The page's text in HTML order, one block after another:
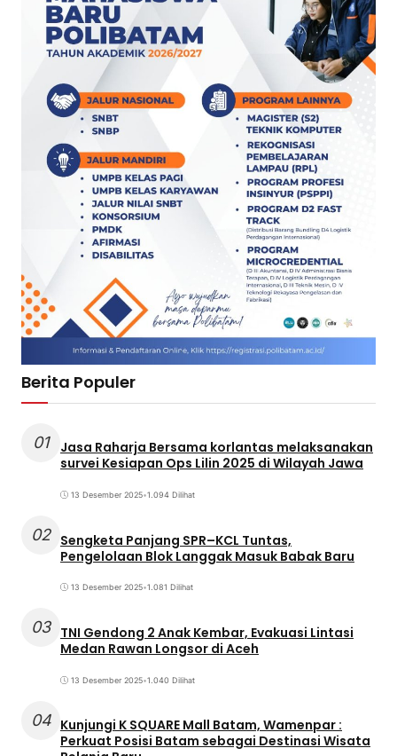
Berita Populer
01
Jasa Raharja Bersama korlantas melaksanakan
survei Kesiapan Ops Lilin 2025 di Wilayah Jawa
13 Desember 2025•1.094 Dilihat
02 Sengketa Panjang SPR–KCL Tuntas,
Pengelolaan Blok Langgak Masuk Babak Baru
13 Desember 2025•1.081 Dilihat
03 TNI Gendong 2 Anak Kembar, Evakuasi Lintasi
Medan Rawan Longsor di Aceh
13 Desember 2025•1.040 Dilihat
04 Kunjungi K SQUARE Mall Batam, Wamenpar :
Perkuat Posisi Batam sebagai Destinasi Wisata